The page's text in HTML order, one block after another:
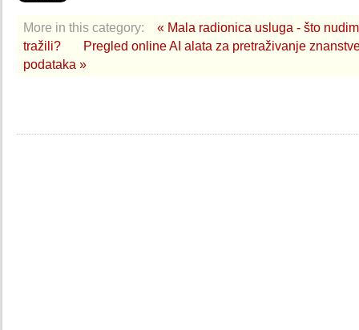
More in this category:
« Mala radionica usluga - što
tražili?
Pregled online AI alata za pretraživanje
podataka »